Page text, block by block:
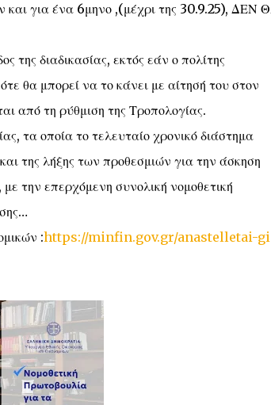
και για ένα 6μηνο ,(μέχρι της 30.9.25), ΔΕΝ
της διαδικασίας, εκτός εάν ο πολίτης
θα μπορεί να το κάνει με αίτησή του στον
από τη ρύθμιση της Τροπολογίας.
τα οποία το τελευταίο χρονικό διάστημα
της λήξης των προθεσμιών για την άσκηση
την επερχόμενη συνολική νομοθετική
:https://minfin.gov.gr/anastelletai-